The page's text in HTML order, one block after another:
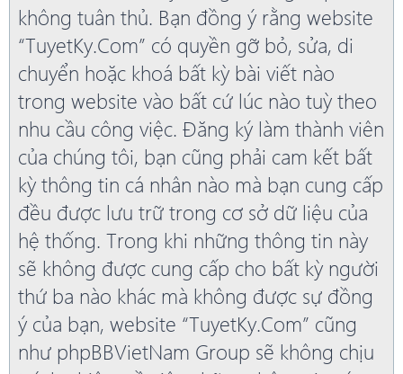
không tuân thủ. Bạn đồng ý rằng website
“TuyetKy.Com” có quyền gỡ bỏ, sửa, di
chuyển hoặc khoá bất kỳ bài viết nào
trong website vào bất cứ lúc nào tuỳ theo
nhu cầu công việc. Đăng ký làm thành viên
của chúng tôi, bạn cũng phải cam kết bất
kỳ thông tin cá nhân nào mà bạn cung cấp
đều được lưu trữ trong cơ sở dữ liệu của
hệ thống. Trong khi những thông tin này
sẽ không được cung cấp cho bất kỳ người
thứ ba nào khác mà không được sự đồng
ý của bạn, website “TuyetKy.Com” cũng
như phpBBVietNam Group sẽ không chịu